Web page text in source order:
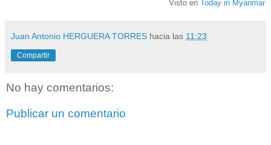
Visto en Today in Myanmar
Juan Antonio HERGUERA TORRES hacia las 11:23
Compartir
No hay comentarios:
Publicar un comentario